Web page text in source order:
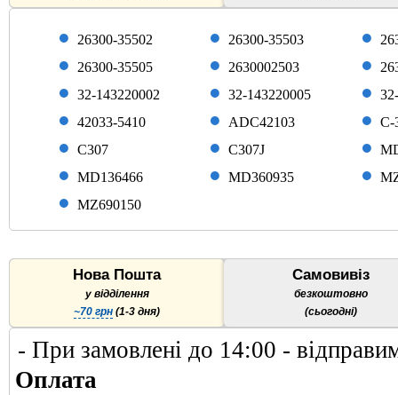
26300-35502 26300-35503
26300-35505
2630002503
32-143220002
32-143220005
42033-5410
ADC42103
C-
C307
C307J
MD136466
MD360935
MZ690150
Нова Пошта
у відділення
~70 грн (1-3 дня)
Самовивіз
безкоштовно
(сьогодні)
- При замовлені до 14:00 -
Оплата